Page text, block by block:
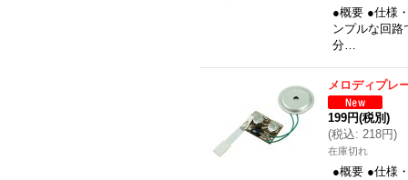
●概要 ●仕様
ンプルな回路
分…
メロディプレ
199円(税別)
(税込: 218円)
在庫切れ
●概要 ●仕様